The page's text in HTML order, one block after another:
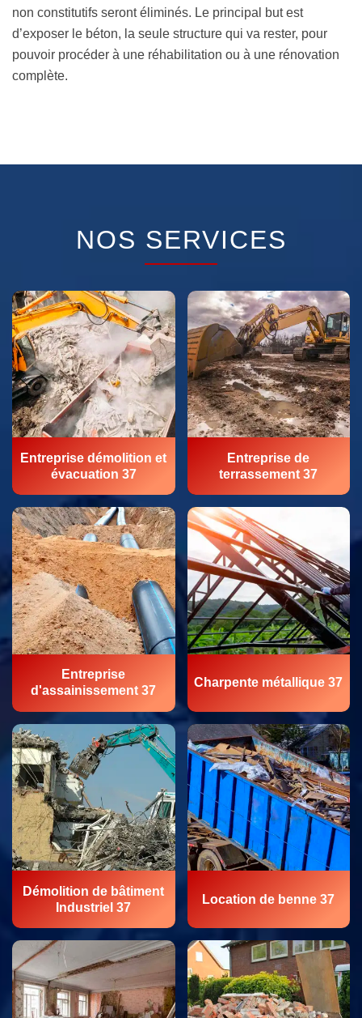
non constitutifs seront éliminés. Le principal but est
d’exposer le béton, la seule structure qui va rester, pour
pouvoir procéder à une réhabilitation ou à une rénovation
complète.
NOS SERVICES
Entreprise démolition et
évacuation 37
Entreprise de
terrassement 37
Entreprise
d'assainissement 37
Charpente métallique 37
Démolition de bâtiment
Industriel 37
Location de benne 37